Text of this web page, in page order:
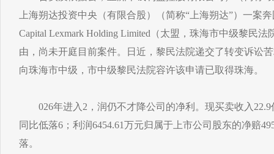
上海朔达投资中央（有限合股）（简称“上海朔达”）一案
Capital Lexmark Holding Limited（太盟，珠海市中级黎民法
由，尚未开庭目前案件。日近，黎民法院递交了转变诉讼
向珠海市中级，市中级黎民法院容许该申请已取得珠海。
026年进入2，润仍不才降公司的净利。现买卖收入22.9
同比低落6；利润6454.61万元归属于上市公司股东的净赔
落。